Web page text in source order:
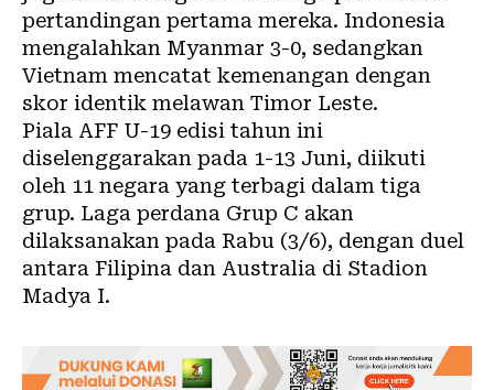
pertandingan pertama mereka. Indonesia
mengalahkan Myanmar 3-0, sedangkan
Vietnam mencatat kemenangan dengan
skor identik melawan Timor Leste.
Piala AFF U-19 edisi tahun ini
diselenggarakan pada 1-13 Juni, diikuti
oleh 11 negara yang terbagi dalam tiga
grup. Laga perdana Grup C akan
dilaksanakan pada Rabu (3/6), dengan duel
antara Filipina dan Australia di Stadion
Madya I.